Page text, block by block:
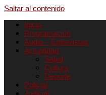
Saltar al contenido
Inicio
Programación
Audio – Entrevistas
Actualidad
Salud
Cultura
Deporte
Policial
Judicial